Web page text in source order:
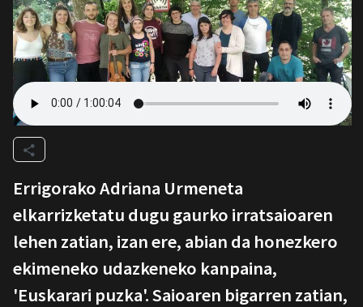
Errigorako Adriana Urmeneta
elkarrizketatu dugu gaurko irratsaioaren
lehen zatian, izan ere, abian da honezkero
ekimeneko udazkeneko kanpaina,
'Euskarari puzka'. Saioaren bigarren zatian,